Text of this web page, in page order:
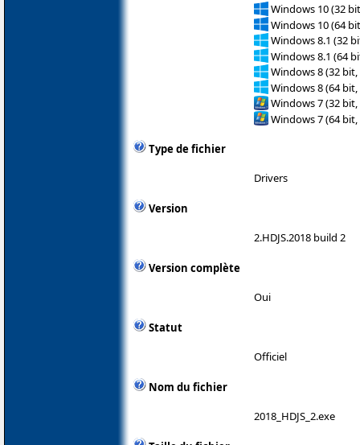
Windows 10 (32
Windows 10 (64
Windows 8.1 (32
Windows 8.1 (64
Windows 8 (32 bit,
Windows 8 (64 bit,
Windows 7 (32 bit,
Windows 7 (64 bit,
Type de fichier
Drivers
Version
2.HDJS.2018 build 2
Version complète
Oui
Statut
Officiel
Nom du fichier
2018_HDJS_2.exe